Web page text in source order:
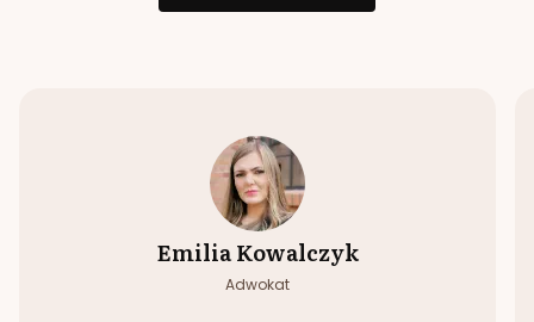
Emilia Kowalczyk
Adwokat